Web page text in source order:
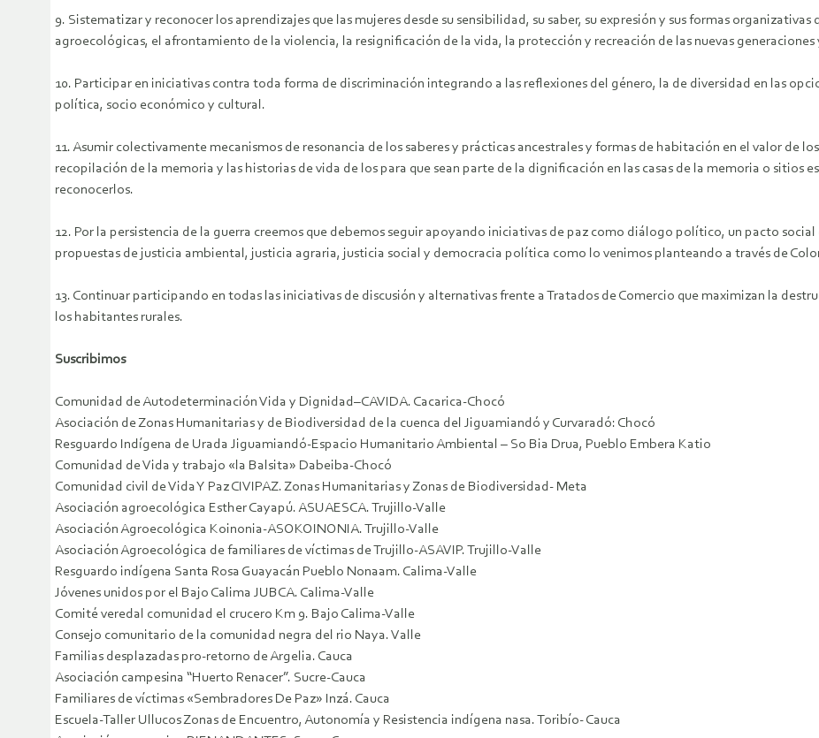
9. Sistematizar y reconocer los aprendizajes que las mujeres desde su sensibilidad, su saber, su expresión y sus formas
agroecológicas, el afrontamiento de la violencia, la resignificación de la vida, la protección y recreación de las nuevas generaciones
10. Participar en iniciativas contra toda forma de discriminación integrando a las reflexiones del género, la de diversidad en las
política, socio económico y cultural.
11. Asumir colectivamente mecanismos de resonancia de los saberes y prácticas ancestrales y formas de habitación en el valor de
recopilación de la memoria y las historias de vida de los para que sean parte de la dignificación en las casas de la memoria o sitios
reconocerlos.
12. Por la persistencia de la guerra creemos que debemos seguir apoyando iniciativas de paz como diálogo político, un pacto
propuestas de justicia ambiental, justicia agraria, justicia social y democracia política como lo venimos planteando a través de
13. Continuar participando en todas las iniciativas de discusión y alternativas frente a Tratados de Comercio que maximizan la
los habitantes rurales.
Suscribimos
Comunidad de Autodeterminación Vida y Dignidad–CAVIDA. Cacarica-Chocó
Asociación de Zonas Humanitarias y de Biodiversidad de la cuenca del Jiguamiandó y Curvaradó: Chocó
Resguardo Indígena de Urada Jiguamiandó-Espacio Humanitario Ambiental – So Bia Drua, Pueblo Embera Katio
Comunidad de Vida y trabajo «la Balsita» Dabeiba-Chocó
Comunidad civil de Vida Y Paz CIVIPAZ. Zonas Humanitarias y Zonas de Biodiversidad- Meta
Asociación agroecológica Esther Cayapú. ASUAESCA. Trujillo-Valle
Asociación Agroecológica Koinonia-ASOKOINONIA. Trujillo-Valle
Asociación Agroecológica de familiares de víctimas de Trujillo-ASAVIP. Trujillo-Valle
Resguardo indígena Santa Rosa Guayacán Pueblo Nonaam. Calima-Valle
Jóvenes unidos por el Bajo Calima JUBCA. Calima-Valle
Comité veredal comunidad el crucero Km 9. Bajo Calima-Valle
Consejo comunitario de la comunidad negra del rio Naya. Valle
Familias desplazadas pro-retorno de Argelia. Cauca
Asociación campesina “Huerto Renacer”. Sucre-Cauca
Familiares de víctimas «Sembradores De Paz» Inzá. Cauca
Escuela-Taller Ullucos Zonas de Encuentro, Autonomía y Resistencia indígena nasa. Toribío- Cauca